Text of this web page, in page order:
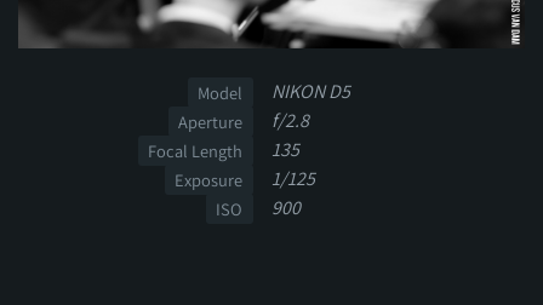
Model NIKON D5
Aperture f/2.8
Focal Length 135
Exposure 1/125
ISO 900